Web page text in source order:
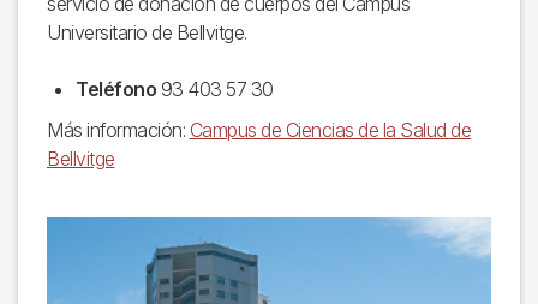
Universitario de Bellvitge.
Teléfono 93 403 57 30
Más información: Campus de Ciencias de la Salud de
Bellvitge